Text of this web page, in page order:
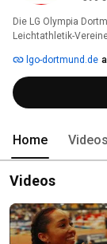
Die LG Olympia
Leichtathletik-
lgo-dortmund.de
Home Videos
Videos